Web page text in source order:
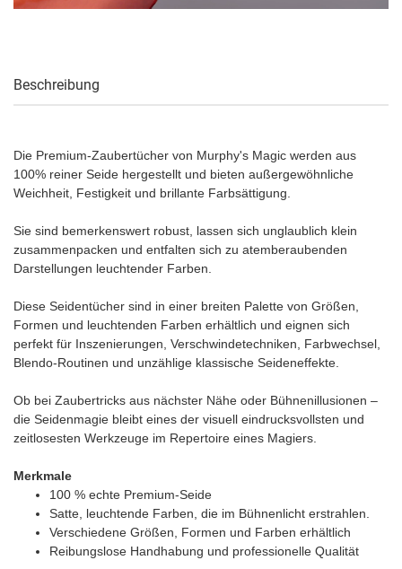
Beschreibung
Die Premium-Zaubertücher von Murphy's Magic werden aus
100% reiner Seide hergestellt und bieten außergewöhnliche
Weichheit, Festigkeit und brillante Farbsättigung.
Sie sind bemerkenswert robust, lassen sich unglaublich klein
zusammenpacken und entfalten sich zu atemberaubenden
Darstellungen leuchtender Farben.
Diese Seidentücher sind in einer breiten Palette von Größen,
Formen und leuchtenden Farben erhältlich und eignen sich
perfekt für Inszenierungen, Verschwindetechniken, Farbwechsel,
Blendo-Routinen und unzählige klassische Seideneffekte.
Ob bei Zaubertricks aus nächster Nähe oder Bühnenillusionen –
die Seidenmagie bleibt eines der visuell eindrucksvollsten und
zeitlosesten Werkzeuge im Repertoire eines Magiers.
Merkmale
100 % echte Premium-Seide
Satte, leuchtende Farben, die im Bühnenlicht erstrahlen.
Verschiedene Größen, Formen und Farben erhältlich
Reibungslose Handhabung und professionelle Qualität